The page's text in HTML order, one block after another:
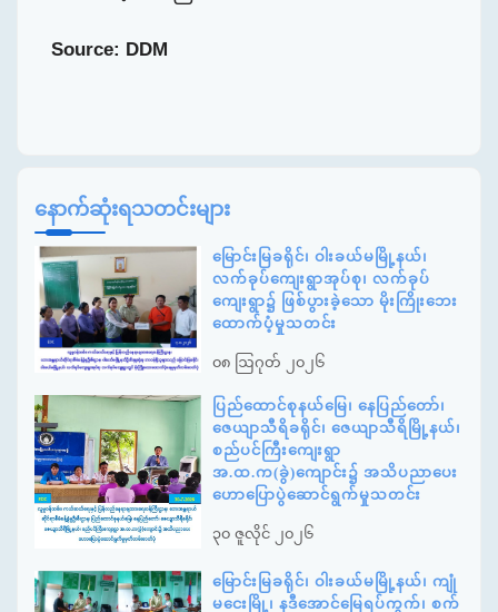
Source: DDM
နောက်ဆုံးရသတင်းများ
မြောင်းမြခရိုင်၊ ဝါးခယ်မမြို့နယ်၊
လက်ခုပ်ကျေးရွာအုပ်စု၊ လက်ခုပ်
ကျေးရွာ၌ ဖြစ်ပွားခဲ့သော မိုးကြိုးဘေး
ထောက်ပံ့မှုသတင်း
၀၈ ဩဂုတ် ၂၀၂၆
ပြည်ထောင်စုနယ်မြေ၊ နေပြည်တော်၊
ဇေယျာသီရိခရိုင်၊ ဇေယျာသီရိမြို့နယ်၊
စည်ပင်ကြီးကျေးရွာ
အ.ထ.က(ခွဲ)ကျောင်း၌ အသိပညာပေး
ဟောပြောပွဲဆောင်ရွက်မှုသတင်း
၃၀ ဇူလိုင် ၂၀၂၆
မြောင်းမြခရိုင်၊ ဝါးခယ်မမြို့နယ်၊ ကျုံ
မငေးမြို့၊ နဒီအောင်မြေရပ်ကွက်၊ စက်